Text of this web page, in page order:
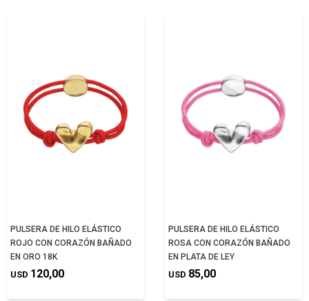
PULSERA DE HILO ELÁSTICO
ROJO CON CORAZÓN BAÑADO
EN ORO 18K
USD 120,00
PULSERA DE HILO ELÁSTICO
ROSA CON CORAZÓN BAÑADO
EN PLATA DE LEY
USD 85,00